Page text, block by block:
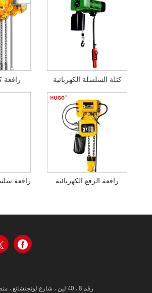
رافعة كتلة السلسلة الكهربائية
رافعة الرفع الكهربائية
رقم 8 ، 40 لين ، شارع لونجتشانغ ، منطقة باوشان ، شنغهاي